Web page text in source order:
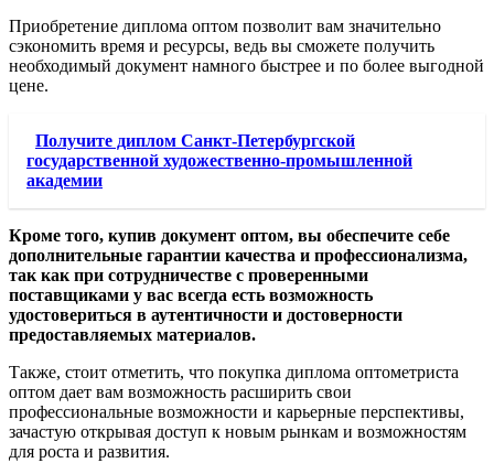
Приобретение диплома оптом позволит вам значительно
сэкономить время и ресурсы, ведь вы сможете получить
необходимый документ намного быстрее и по более выгодной
цене.
Получите диплом Санкт-Петербургской
государственной художественно-промышленной
академии
Кроме того, купив документ оптом, вы обеспечите себе
дополнительные гарантии качества и профессионализма,
так как при сотрудничестве с проверенными
поставщиками у вас всегда есть возможность
удостовериться в аутентичности и достоверности
предоставляемых материалов.
Также, стоит отметить, что покупка диплома оптометриста
оптом дает вам возможность расширить свои
профессиональные возможности и карьерные перспективы,
зачастую открывая доступ к новым рынкам и возможностям
для роста и развития.